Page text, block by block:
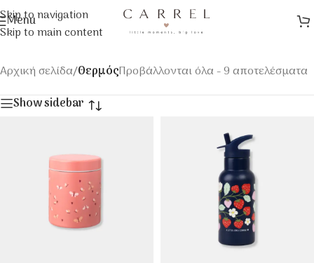
Skip to navigation
Skip to main content
Menu
Αρχική σελίδα/ΘερμόςΠροβάλλονται όλα - 9 αποτελέσματα
Show sidebar